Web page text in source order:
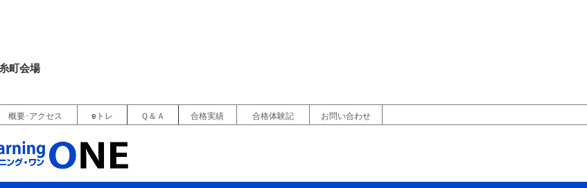
町会場
概要･アクセス eトレ Ｑ＆Ａ 合格実績 合格体験記 お問い合わせ